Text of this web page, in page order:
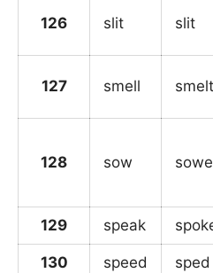
126 slit slit
127 smell smelt
128 sow
129 speak
130 speed sped